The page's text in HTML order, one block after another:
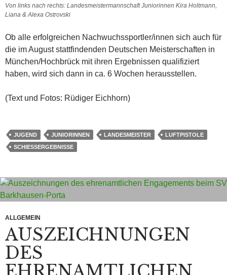
Von links nach rechts: Landesmeistermannschaft Juniorinnen Kira Holtmann,
Liana & Alexa Ostrovski
Ob alle erfolgreichen Nachwuchssportler/innen sich auch für
die im August stattfindenden Deutschen Meisterschaften in
München/Hochbrück mit ihren Ergebnissen qualifiziert
haben, wird sich dann in ca. 6 Wochen herausstellen.
(Text und Fotos: Rüdiger Eichhorn)
JUGEND JUNIORINNEN LANDESMEISTER
LUFTPISTOLE
SCHIESSERGEBNISSE
ALLGEMEIN
AUSZEICHNUNGEN
DES